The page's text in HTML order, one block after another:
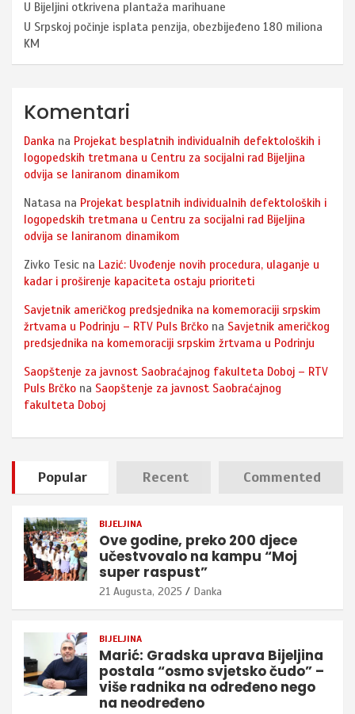
U Bijeljini otkrivena plantaža marihuane
U Srpskoj počinje isplata penzija, obezbijeđeno 180 miliona
KM
Komentari
Danka na Projekat besplatnih individualnih defektoloških i
logopedskih tretmana u Centru za socijalni rad Bijeljina
odvija se laniranom dinamikom
Natasa na Projekat besplatnih individualnih defektoloških i
logopedskih tretmana u Centru za socijalni rad Bijeljina
odvija se laniranom dinamikom
Zivko Tesic na Lazić: Uvođenje novih procedura, ulaganje u
kadar i proširenje kapaciteta ostaju prioriteti
Savjetnik američkog predsjednika na komemoraciji srpskim
žrtvama u Podrinju – RTV Puls Brčko na Savjetnik američkog
predsjednika na komemoraciji srpskim žrtvama u Podrinju
Saopštenje za javnost Saobraćajnog fakulteta Doboj – RTV
Puls Brčko na Saopštenje za javnost Saobraćajnog
fakulteta Doboj
Popular Recent Commented
BIJELJINA
Ove godine, preko 200 djece
učestvovalo na kampu “Moj
super raspust”
21 Augusta, 2025 Danka
BIJELJINA
Marić: Gradska uprava Bijeljina
postala “osmo svjetsko čudo” –
više radnika na određeno nego
na neodređeno